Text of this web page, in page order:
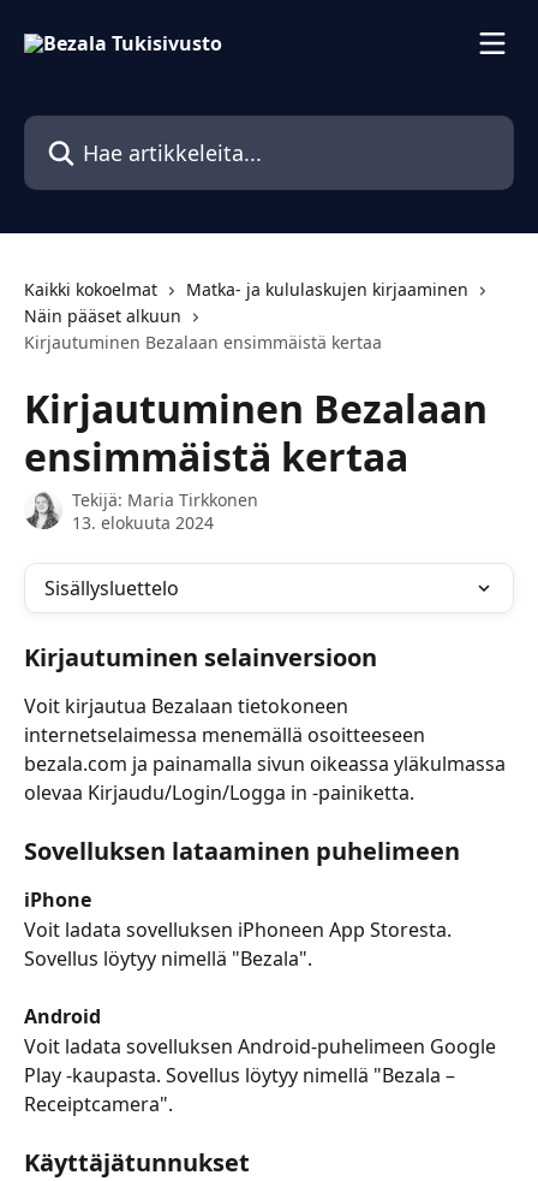
Hae artikkeleita...
Kaikki kokoelmat
Matka- ja kululaskujen kirjaaminen
Näin pääset alkuun
Kirjautuminen Bezalaan ensimmäistä kertaa
Kirjautuminen Bezalaan
ensimmäistä kertaa
Tekijä: Maria Tirkkonen
13. elokuuta 2024
Sisällysluettelo
Kirjautuminen selainversioon
Voit kirjautua Bezalaan tietokoneen
internetselaimessa menemällä osoitteeseen
bezala.com ja painamalla sivun oikeassa yläkulmassa
olevaa Kirjaudu/Login/Logga in -painiketta.
Sovelluksen lataaminen puhelimeen
iPhone
Voit ladata sovelluksen iPhoneen App Storesta.
Sovellus löytyy nimellä "Bezala".
Android
Voit ladata sovelluksen Android-puhelimeen Google
Play -kaupasta. Sovellus löytyy nimellä "Bezala –
Receiptcamera".
Käyttäjätunnukset